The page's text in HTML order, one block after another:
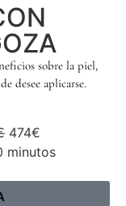
sobre la piel,
desee aplicarse.
474€
minutos